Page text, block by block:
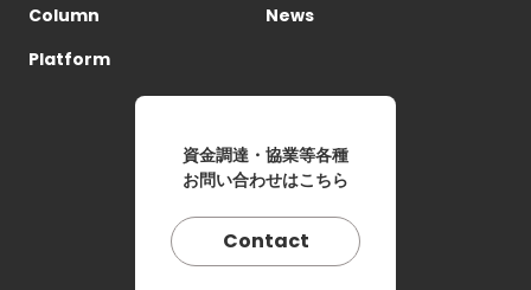
Column
News
Platform
資金調達・協業等各種
お問い合わせはこちら
Contact